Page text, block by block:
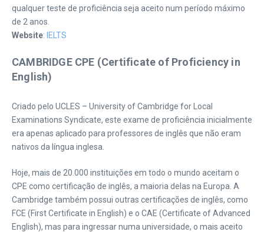
qualquer teste de proficiência seja aceito num período máximo
de 2 anos.
Website: IELTS
CAMBRIDGE CPE (Certificate of Proficiency in
English)
Criado pelo UCLES – University of Cambridge for Local
Examinations Syndicate, este exame de proficiência inicialmente
era apenas aplicado para professores de inglês que não eram
nativos da língua inglesa.
Hoje, mais de 20.000 instituições em todo o mundo aceitam o
CPE como certificação de inglês, a maioria delas na Europa. A
Cambridge também possui outras certificações de inglês, como
FCE (First Certificate in English) e o CAE (Certificate of Advanced
English), mas para ingressar numa universidade, o mais aceito